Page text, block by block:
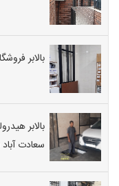
بالابر فروشگاهی
بالابر
سعادت